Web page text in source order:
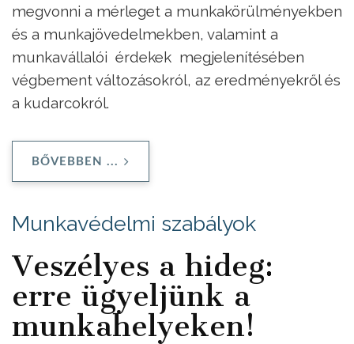
megvonni a mérleget a munkakörülményekben
és a munkajövedelmekben, valamint a
munkavállalói érdekek megjelenítésében
végbement változásokról, az eredményekről és
a kudarcokról.
BŐVEBBEN ...
Munkavédelmi szabályok
Veszélyes a hideg:
erre ügyeljünk a
munkahelyeken!